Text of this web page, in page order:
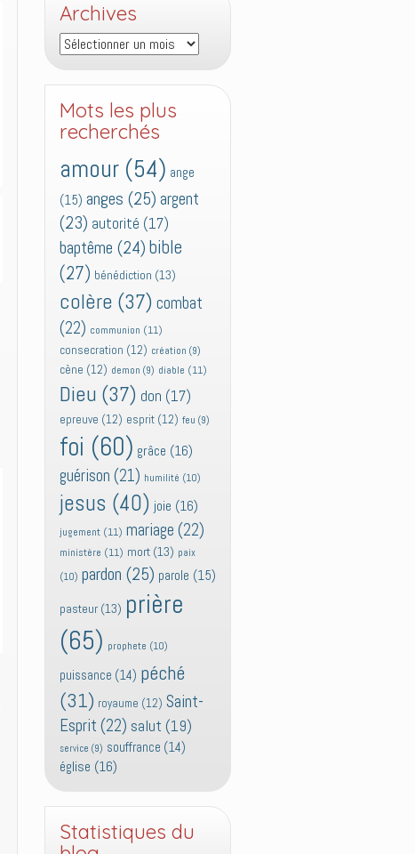
Archives
Archives
Mots les plus
recherchés
amour (54) ange
(15) anges (25) argent
(23) autorité (17)
baptême (24) bible
(27) bénédiction (13)
colère (37) combat
(22) communion (11)
consecration (12) création (9)
cène (12) demon (9) diable (11)
Dieu (37) don (17)
epreuve (12) esprit (12) feu (9)
foi (60) grâce (16)
guérison (21) humilité (10)
jesus (40) joie (16)
jugement (11) mariage (22)
ministère (11) mort (13) paix
(10) pardon (25) parole (15)
pasteur (13) prière
(65) prophete (10)
puissance (14) péché
(31) royaume (12) Saint-
Esprit (22) salut (19)
service (9) souffrance (14)
église (16)
Statistiques du